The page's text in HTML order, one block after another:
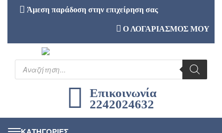
Άμεση παράδοση στην επιχείρηση σας
Ο ΛΟΓΑΡΙΑΣΜΟΣ ΜΟΥ
Επικοινωνία
2242024632